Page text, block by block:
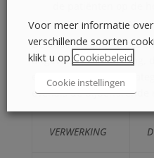
activiteiten van
De onderstaande
uitgevoerde verwerking,
ervan, de betrokken
evenals de bijbehorende
VERWERKING
Voor meer informatie
verschillende soorten
klikt u op Cookiebeleid
Cookie instellingen